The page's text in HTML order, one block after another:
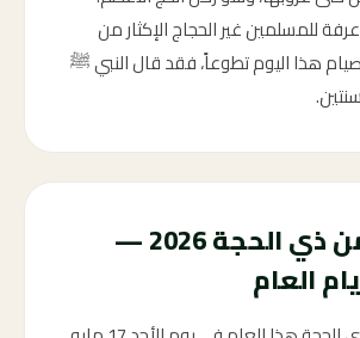
للمسلمين غير الحجاج الإكثار من
هذا اليوم تطوعاً، فقد قال النبي ﷺ
العشر من ذي الحجة 2026 —
العام